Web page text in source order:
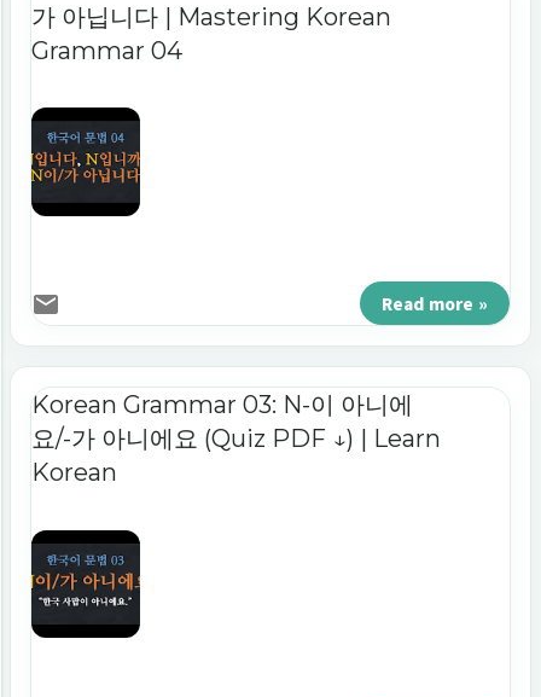
가 아닙니다 | Mastering Korean
Grammar 04
Read more »
Korean Grammar 03: N-이 아니에
요/-가 아니에요 (Quiz PDF ↓) | Learn
Korean